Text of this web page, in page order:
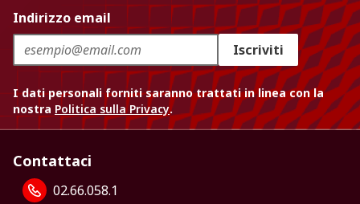
Indirizzo email
Iscriviti
I dati personali forniti saranno trattati in linea con la
nostra Politica sulla Privacy.
Contattaci
02.66.058.1